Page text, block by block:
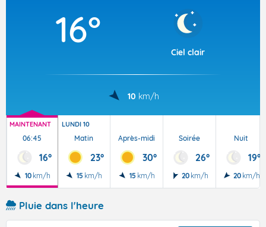
16°
Ciel clair
10 km/h
MAINTENANT
06:45
16°
10 km/h
LUNDI 10
Matin
23°
15 km/h
Après-midi
30°
15 km/h
Soirée
26°
20 km/h
Nuit
19°
20 km/h
Pluie dans l'heure